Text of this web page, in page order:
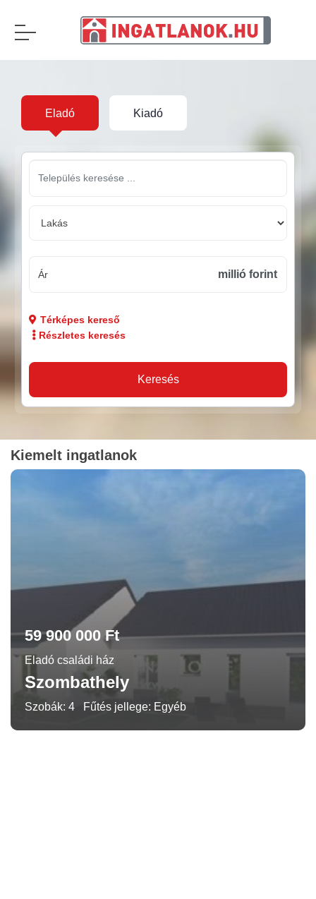
Eladó Kiadó
millió forint
Térképes kereső
Részletes keresés
Keresés
Kiemelt ingatlanok
59 900 000 Ft
Eladó családi ház
Szombathely
Szobák: 4 Fűtés jellege: Egyéb